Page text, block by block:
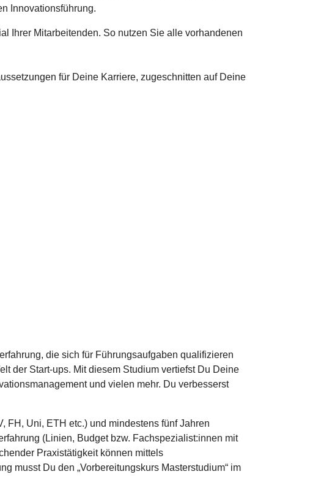
Innovationsführung.
Ihrer Mitarbeitenden. So nutzen Sie alle vorhandenen
für Deine Karriere, zugeschnitten auf Deine
die sich für Führungsaufgaben qualifizieren
der Start-ups. Mit diesem Studium vertiefst Du Deine
und vielen mehr. Du verbesserst
FH, Uni, ETH etc.) und mindestens fünf Jahren
(Linien, Budget bzw. Fachspezialist:innen mit
Praxistätigkeit können mittels
musst Du den „Vorbereitungskurs Masterstudium“ im